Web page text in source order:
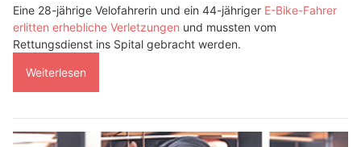
Eine 28-jährige Velofahrerin und ein 44-jähriger E-Bike-Fahrer
erlitten erhebliche Verletzungen und mussten vom
Rettungsdienst ins Spital gebracht werden.
Weiterlesen